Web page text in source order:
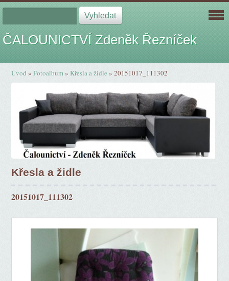
ČALOUNICTVÍ Zdeněk Řezníček
Úvod »Fotoalbum»Křesla a židle »20151017_111302
Křesla a židle
20151017_111302